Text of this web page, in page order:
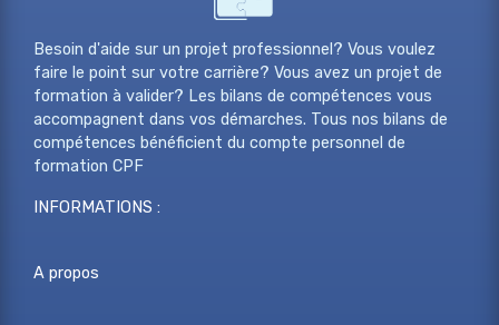
Besoin d'aide sur un projet professionnel? Vous voulez
faire le point sur votre carrière? Vous avez un projet de
formation à valider? Les bilans de compétences vous
accompagnent dans vos démarches. Tous nos bilans de
compétences bénéficient du compte personnel de
formation CPF
INFORMATIONS :
A propos